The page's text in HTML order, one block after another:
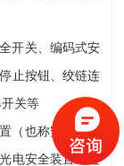
开关、编码式安
止按钮、绞链连
关等
（也称安全保护
电安全装置通过